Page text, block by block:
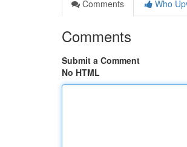
Comments
Who
Comments
Submit a Comment
No HTML